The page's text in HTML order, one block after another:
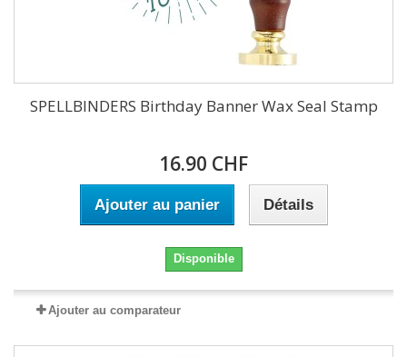
SPELLBINDERS Birthday Banner Wax Seal Stamp
16.90 CHF
Ajouter au panier Détails
Disponible
Ajouter au comparateur